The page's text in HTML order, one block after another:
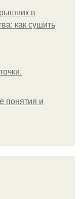
в
как сушить
понятия и